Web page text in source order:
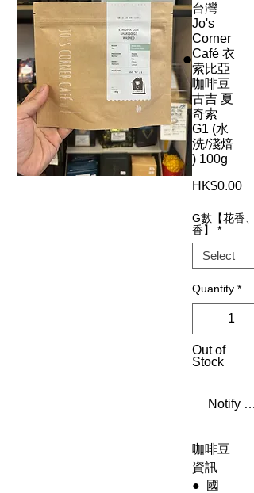
台灣
Jo's
Corner
Café 衣
索比亞
咖啡豆
古吉 夏
奇索
G1 (水
洗/淺焙
) 100g
HK$0.00
G數【花香、
香】
*
Quantity *
Out of
Stock
Notify
咖啡豆
資訊
● 國